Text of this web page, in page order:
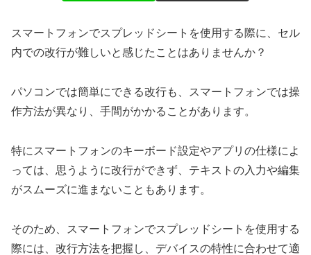
スマートフォンでスプレッドシートを使用する際に、セル
内での改行が難しいと感じたことはありませんか？
パソコンでは簡単にできる改行も、スマートフォンでは操
作方法が異なり、手間がかかることがあります。
特にスマートフォンのキーボード設定やアプリの仕様によ
っては、思うように改行ができず、テキストの入力や編集
がスムーズに進まないこともあります。
そのため、スマートフォンでスプレッドシートを使用する
際には、改行方法を把握し、デバイスの特性に合わせて適